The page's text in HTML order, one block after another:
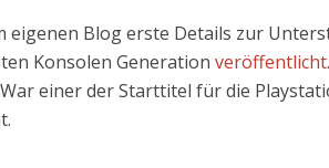
eigenen Blog erste Details zur
Konsolen Generationveröffentlicht
einer der Starttitel für die